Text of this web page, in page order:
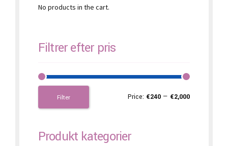
No products in the cart.
Filtrer efter pris
Filter Price: €240 — €2,000
Produkt kategorier